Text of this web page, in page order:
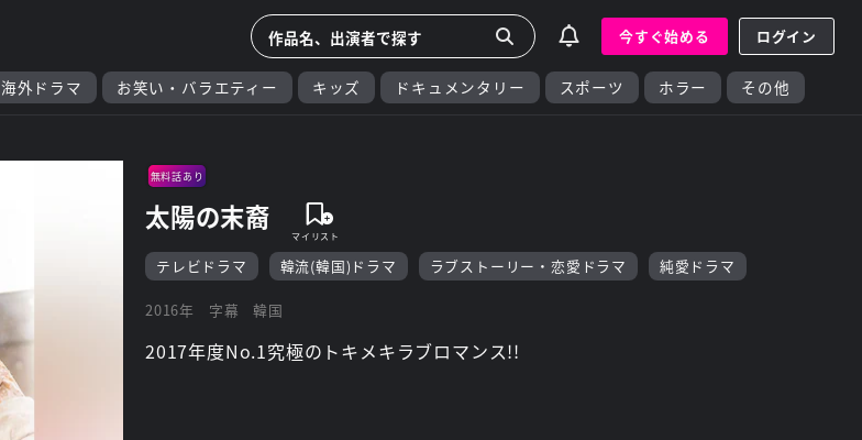
今すぐ始める ログイン
海外ドラマ お笑い・バラエティー キッズ ドキュメンタリー スポーツ ホラー その他
無料話あり
太陽の末裔
テレビドラマ 韓流(韓国)ドラマ ラブストーリー・恋愛ドラマ 純愛ドラマ
2016年 字幕 韓国
2017年度No.1究極のトキメキラブロマンス!!